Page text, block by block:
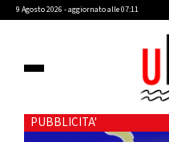
9 Agosto 2026 - aggiornato alle 07:11
PUBBLICITA'